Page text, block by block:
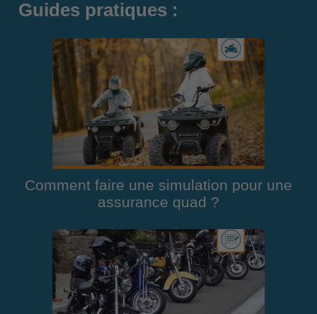
Guides pratiques :
Comment faire une simulation pour une
assurance quad ?